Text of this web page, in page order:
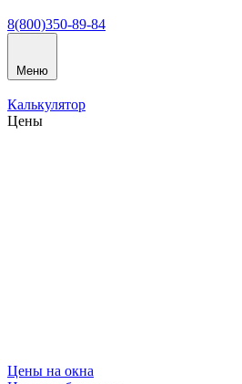
8(800)350-89-84
Меню
Калькулятор
Цены
Цены на окна